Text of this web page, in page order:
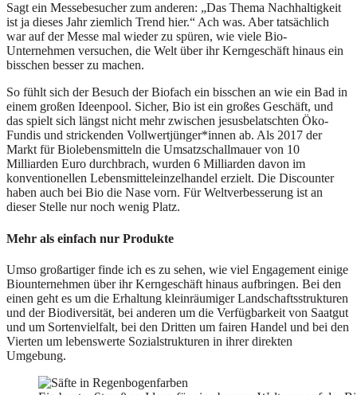
Sagt ein Messebesucher zum anderen: „Das Thema Nachhaltigkeit
ist ja dieses Jahr ziemlich Trend hier.“ Ach was. Aber tatsächlich
war auf der Messe mal wieder zu spüren, wie viele Bio-
Unternehmen versuchen, die Welt über ihr Kerngeschäft hinaus ein
bisschen besser zu machen.
So fühlt sich der Besuch der Biofach ein bisschen an wie ein Bad in
einem großen Ideenpool. Sicher, Bio ist ein großes Geschäft, und
das spielt sich längst nicht mehr zwischen jesusbelatschten Öko-
Fundis und strickenden Vollwertjünger*innen ab. Als 2017 der
Markt für Biolebensmitteln die Umsatzschallmauer von 10
Milliarden Euro durchbrach, wurden 6 Milliarden davon im
konventionellen Lebensmitteleinzelhandel erzielt. Die Discounter
haben auch bei Bio die Nase vorn. Für Weltverbesserung ist an
dieser Stelle nur noch wenig Platz.
Mehr als einfach nur Produkte
Umso großartiger finde ich es zu sehen, wie viel Engagement einige
Biounternehmen über ihr Kerngeschäft hinaus aufbringen. Bei den
einen geht es um die Erhaltung kleinräumiger Landschaftsstrukturen
und der Biodiversität, bei anderen um die Verfügbarkeit von Saatgut
und um Sortenvielfalt, bei den Dritten um fairen Handel und bei den
Vierten um lebenswerte Sozialstrukturen in ihrer direkten
Umgebung.